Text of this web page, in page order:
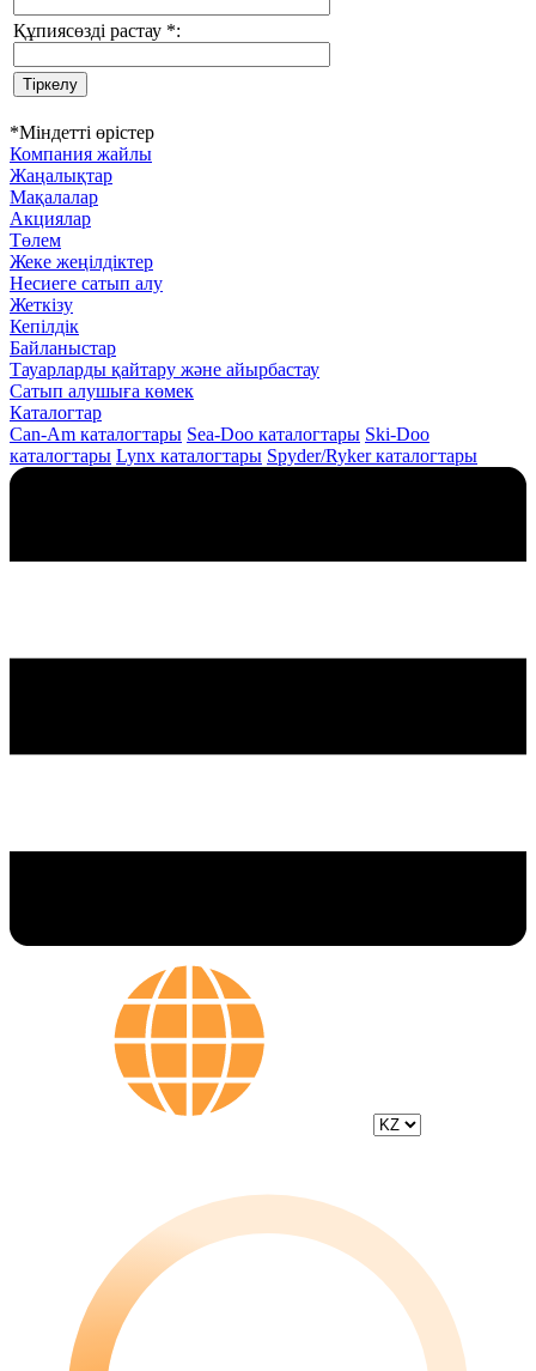
Құпиясөзді растау *:
*Міндетті өрістер
Компания жайлы
Жаңалықтар
Мақалалар
Акциялар
Төлем
Жеке жеңілдіктер
Несиеге сатып алу
Жеткізу
Кепілдік
Байланыстар
Тауарларды қайтару және айырбастау
Сатып алушыға көмек
Каталогтар
Can-Am каталогтары Sea-Doo каталогтары Ski-Doo
каталогтары Lynx каталогтары Spyder/Ryker каталогтары